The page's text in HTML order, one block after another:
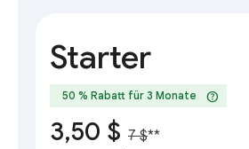
Starter
50 % Rabatt für 3 Monate help
3,50 $ 7 $**